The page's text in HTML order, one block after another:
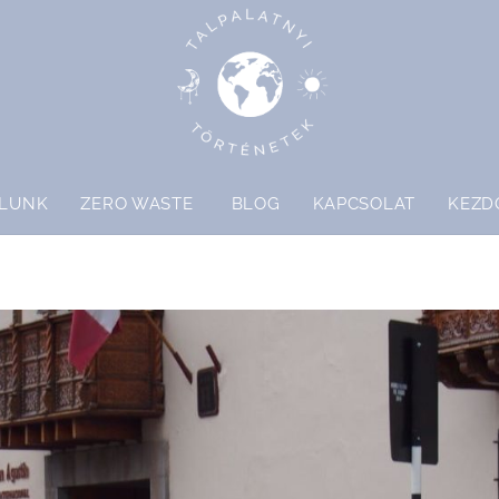
ZERO WASTE BLOG KAPCSOLAT